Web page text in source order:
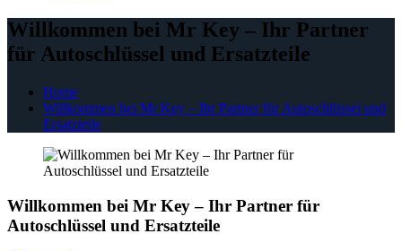
Willkommen bei Mr Key – Ihr Partner
für Autoschlüssel und Ersatzteile
Home
Willkommen bei Mr Key – Ihr Partner für Autoschlüssel und
Ersatzteile
Willkommen bei Mr Key – Ihr Partner für
Autoschlüssel und Ersatzteile